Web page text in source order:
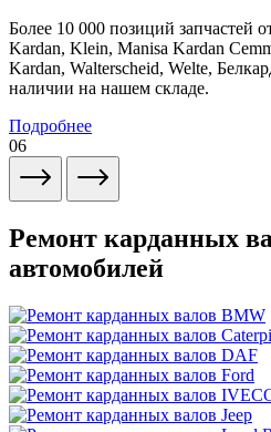
Более 10 000 позиций запчастей
Kardan, Klein, Manisa Kardan
Kardan, Walterscheid, Welte,
наличии на нашем складе.
Подробнее
06
Ремонт карданных
автомобилей